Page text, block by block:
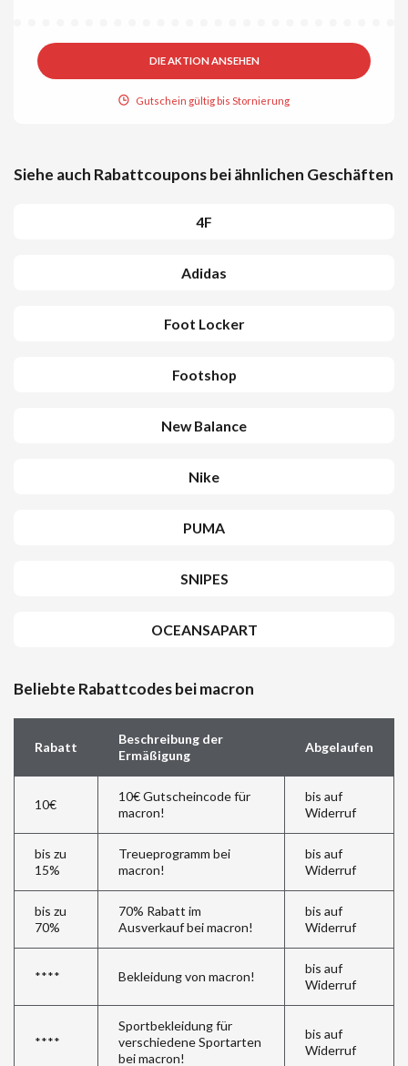
DIE AKTION ANSEHEN
Gutschein gültig bis Stornierung
Siehe auch Rabattcoupons bei ähnlichen Geschäften
4F
Adidas
Foot Locker
Footshop
New Balance
Nike
PUMA
SNIPES
OCEANSAPART
Beliebte Rabattcodes bei macron
Rabatt
Beschreibung der
Ermäßigung
Abgelaufen
10€
10€ Gutscheincode für
macron!
bis auf
Widerruf
bis zu
15%
Treueprogramm bei
macron!
bis auf
Widerruf
bis zu
70%
70% Rabatt im
Ausverkauf bei macron!
bis auf
Widerruf
**** Bekleidung von macron!
bis auf
Widerruf
****
Sportbekleidung für
verschiedene Sportarten
bei macron!
bis auf
Widerruf